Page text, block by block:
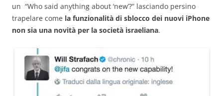
un “Who said anything about ‘new’?” lasciando persino
trapelare come la funzionalità di sblocco dei nuovi iPhone
non sia una novità per la società israeliana.